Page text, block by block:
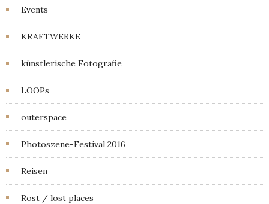
Events
KRAFTWERKE
künstlerische Fotografie
LOOPs
outerspace
Photoszene-Festival 2016
Reisen
Rost / lost places